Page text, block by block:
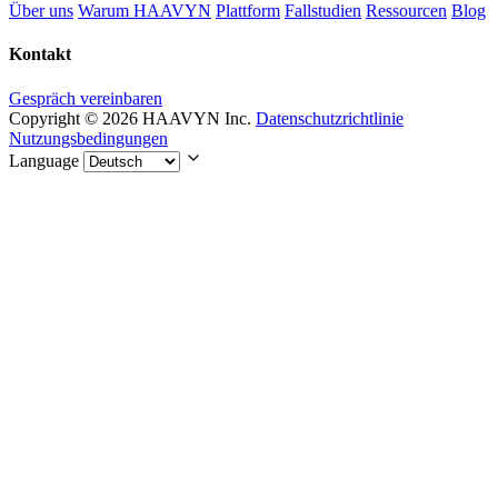
Über uns Warum HAAVYN Plattform Fallstudien Ressourcen Blog
Kontakt
Gespräch vereinbaren
Copyright © 2026 HAAVYN Inc. Datenschutzrichtlinie
Nutzungsbedingungen
Language